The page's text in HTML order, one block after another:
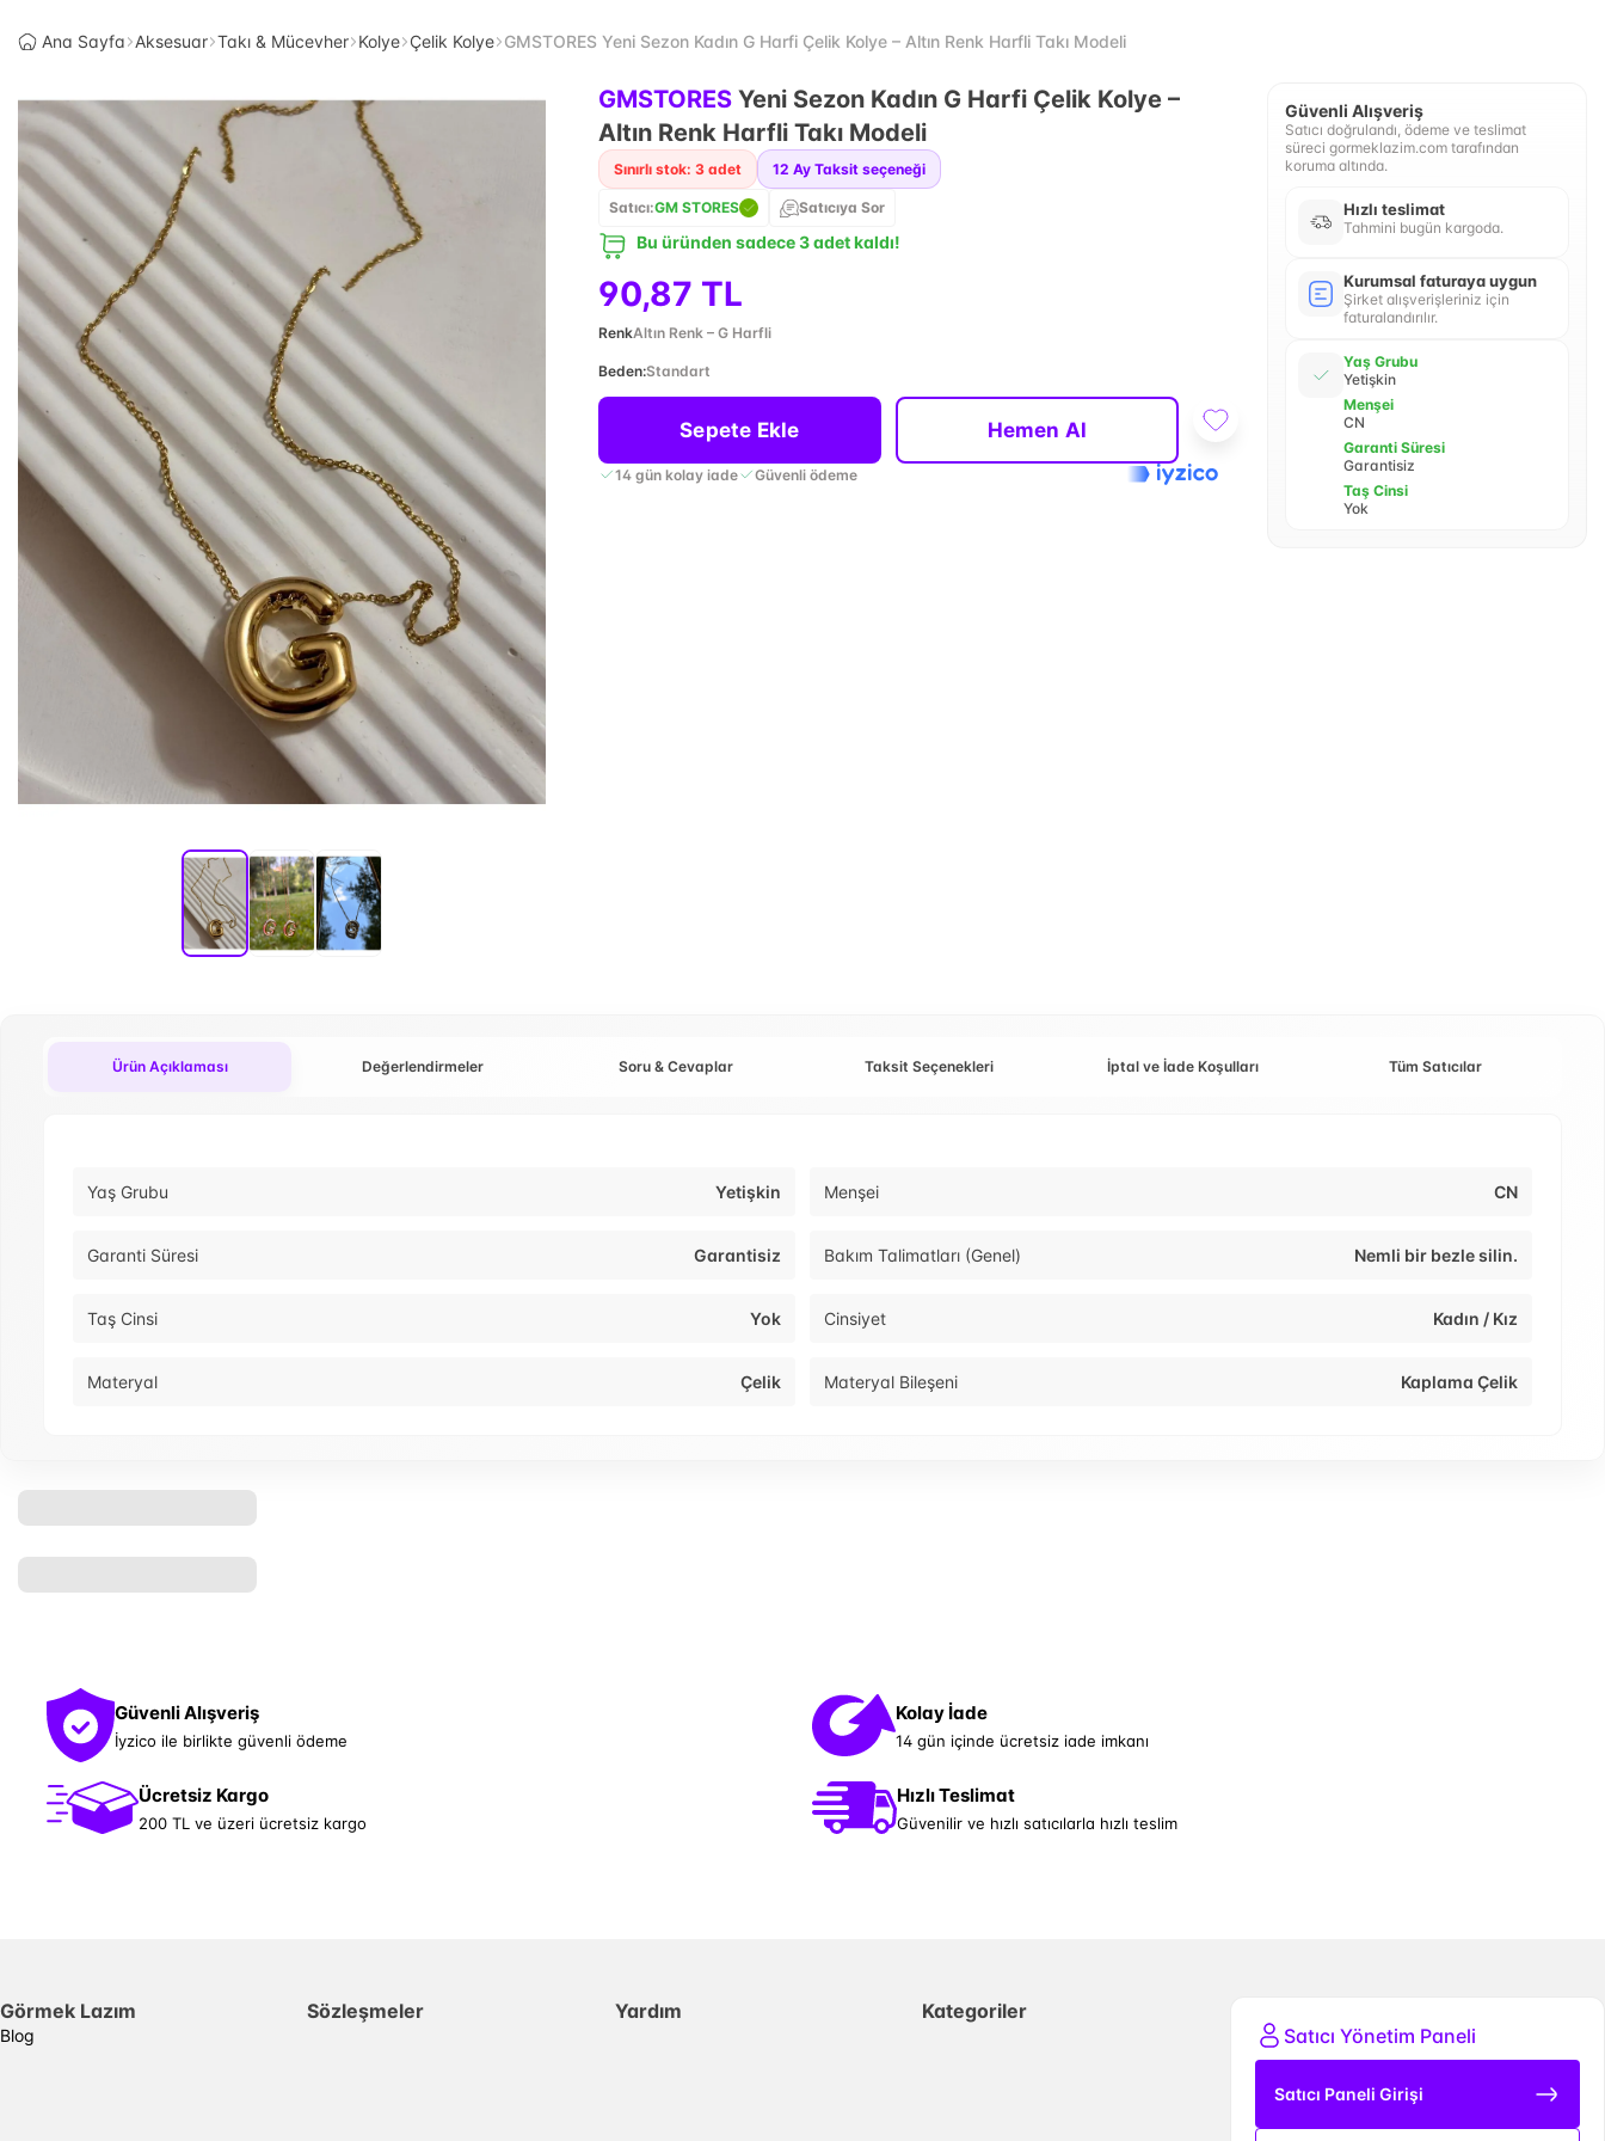
Ana Sayfa Aksesuar Takı & Mücevher Kolye Çelik Kolye GMSTORES Yeni Sezon Kadın G Harfi Çelik Kolye – Altın Renk Harfli Takı Modeli
GMSTORES Yeni Sezon Kadın G Harfi Çelik Kolye –
Altın Renk Harfli Takı Modeli
Sınırlı stok: 3 adet 12 Ay Taksit seçeneği
Satıcı:GM STORES Satıcıya Sor
Bu üründen sadece 3 adet kaldı!
90,87 TL
RenkAltın Renk – G Harfli
Beden:Standart
Sepete Ekle Hemen Al
14 gün kolay iade Güvenli ödeme
Güvenli Alışveriş
Satıcı doğrulandı, ödeme ve teslimat
süreci gormeklazim.com tarafından
koruma altında.
Hızlı teslimat
Tahmini bugün kargoda.
Kurumsal faturaya uygun
Şirket alışverişleriniz için
faturalandırılır.
Yaş Grubu
Yetişkin
Menşei
CN
Garanti Süresi
Garantisiz
Taş Cinsi
Yok
Ürün Açıklaması Değerlendirmeler Soru & Cevaplar Taksit Seçenekleri İptal ve İade Koşulları Tüm Satıcılar
Yaş Grubu Yetişkin Menşei CN
Garanti Süresi Garantisiz Bakım Talimatları (Genel) Nemli bir bezle silin.
Taş Cinsi Yok Cinsiyet Kadın / Kız
Materyal Çelik Materyal Bileşeni Kaplama Çelik
Güvenli Alışveriş
İyzico ile birlikte güvenli ödeme
Kolay İade
14 gün içinde ücretsiz iade imkanı
Ücretsiz Kargo
200 TL ve üzeri ücretsiz kargo
Hızlı Teslimat
Güvenilir ve hızlı satıcılarla hızlı teslim
Görmek Lazım
Blog
Sözleşmeler Yardım
Kategoriler
Satıcı Yönetim Paneli
Satıcı Paneli Girişi